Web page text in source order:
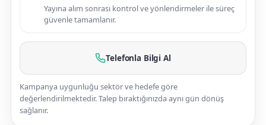
Yayına alım sonrası kontrol ve yönlendirmeler ile süreç
güvenle tamamlanır.
Telefonla Bilgi Al
Kampanya uygunluğu sektör ve hedefe göre
değerlendirilmektedir. Talep bıraktığınızda aynı gün dönüş
sağlanır.